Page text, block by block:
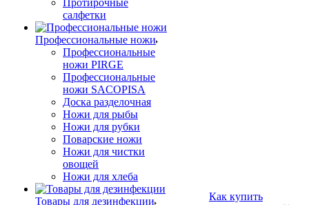
Протирочные
салфетки
Профессиональные ножи
Профессиональные
ножи PIRGE
Профессиональные
ножи SACOPISA
Доска разделочная
Ножи для рыбы
Ножи для рубки
Поварские ножи
Ножи для чистки
овощей
Ножи для хлеба
Товары для дезинфекции
Как купить